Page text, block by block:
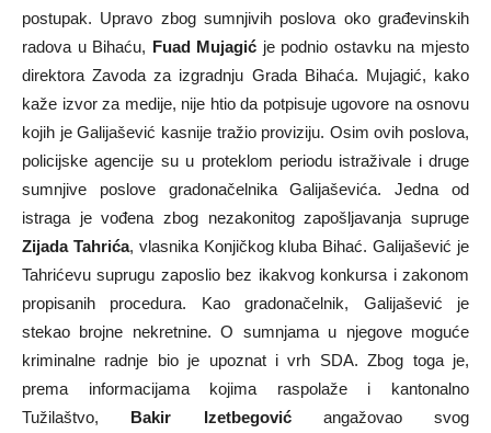
postupak. Upravo zbog sumnjivih poslova oko građevinskih
radova u Bihaću, Fuad Mujagić je podnio ostavku na mjesto
direktora Zavoda za izgradnju Grada Bihaća. Mujagić, kako
kaže izvor za medije, nije htio da potpisuje ugovore na osnovu
kojih je Galijašević kasnije tražio proviziju. Osim ovih poslova,
policijske agencije su u proteklom periodu istraživale i druge
sumnjive poslove gradonačelnika Galijaševića. Jedna od
istraga je vođena zbog nezakonitog zapošljavanja supruge
Zijada Tahrića, vlasnika Konjičkog kluba Bihać. Galijašević je
Tahrićevu suprugu zaposlio bez ikakvog konkursa i zakonom
propisanih procedura. Kao gradonačelnik, Galijašević je
stekao brojne nekretnine. O sumnjama u njegove moguće
kriminalne radnje bio je upoznat i vrh SDA. Zbog toga je,
prema informacijama kojima raspolaže i kantonalno
Tužilaštvo, Bakir Izetbegovićangažovao svog